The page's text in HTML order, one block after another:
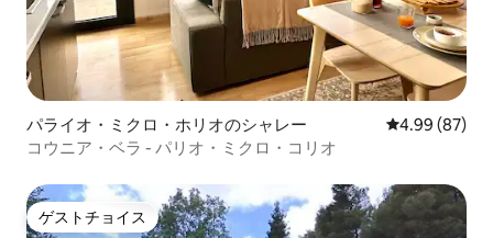
パライオ・ミクロ・ホリオのシャレー レビュー87
4.99 (87)
コウニア・ベラ - パリオ・ミクロ・コリオ
ゲストチョイス
ゲストチョイス